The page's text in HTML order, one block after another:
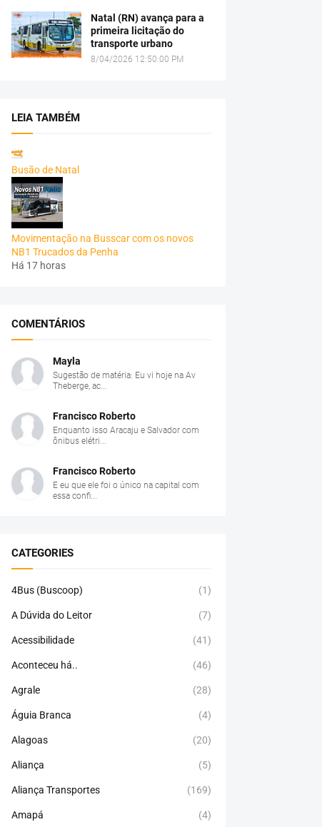
Natal (RN) avança para a
primeira licitação do
transporte urbano
8/04/2026 12:50:00 PM
LEIA TAMBÉM
Busão de Natal
Movimentação na Busscar com os novos
NB1 Trucados da Penha
Há 17 horas
COMENTÁRIOS
Mayla
Sugestão de matéria: Eu vi hoje na Av
Theberge, ac...
Francisco Roberto
Enquanto isso Aracaju e Salvador com
ônibus elétri...
Francisco Roberto
E eu que ele foi o único na capital com
essa confi...
CATEGORIES
4Bus (Buscoop) (1)
A Dúvida do Leitor (7)
Acessibilidade (41)
Aconteceu há.. (46)
Agrale (28)
Águia Branca (4)
Alagoas (20)
Aliança (5)
Aliança Transportes (169)
Amapá (4)